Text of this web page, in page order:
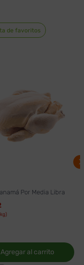
de favoritos
Por Media Libra
Agregar al carrito